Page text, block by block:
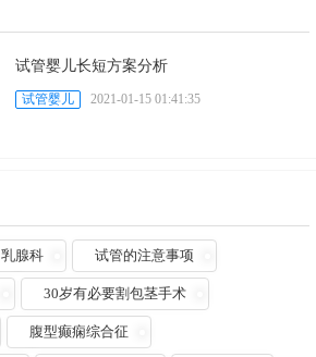
试管婴儿长短方案分析
试管婴儿 2021-01-15 01:41:35
乳腺科 试管的注意事项
30岁有必要割包茎手术
腹型癫痫综合征